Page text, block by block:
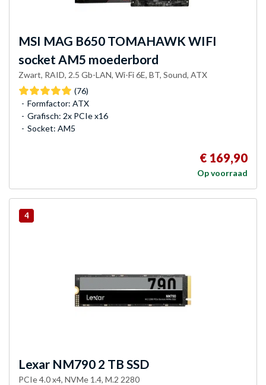
MSI MAG B650 TOMAHAWK WIFI
socket AM5 moederbord
Zwart, RAID, 2.5 Gb-LAN, Wi-Fi 6E, BT, Sound, ATX
(76)
Formfactor: ATX
Grafisch: 2x PCIe x16
Socket: AM5
€ 169,90
Op voorraad
4
Lexar NM790 2 TB SSD
PCIe 4.0 x4, NVMe 1.4, M.2 2280